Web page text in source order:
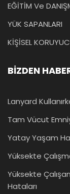
EĞİTİM Ve
YÜK SAPANLARI
KİŞİSEL
BİZDEN
Lanyard
Tam Vücut
Yatay Yaşam
Yüksekte
Yüksekte
Hataları